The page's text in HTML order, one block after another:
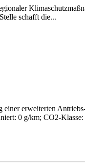
schafft die...
erweiterten
0 g/km; CO2-Klasse: